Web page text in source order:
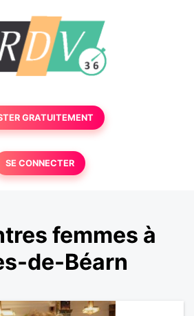
GRATUITEMENT
SE CONNECTER
femmes à
de-Béarn